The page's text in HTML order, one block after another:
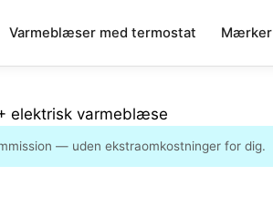
Varmeblæser med termostat Mærker
elektrisk varmeblæse
— uden ekstraomkostninger for dig.